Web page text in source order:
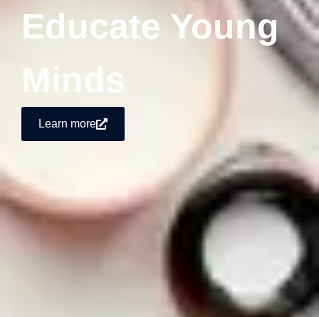
Educate Young
Minds
Learn more